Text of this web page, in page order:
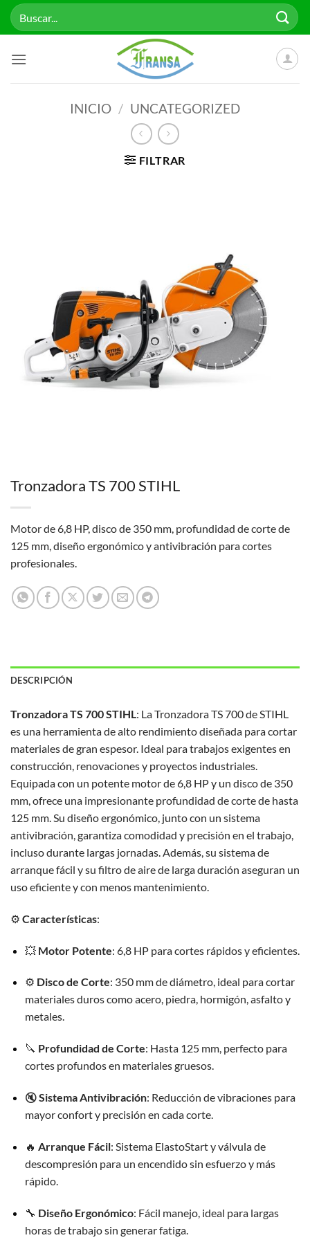
Saltar
Buscar
por:
INICIO / UNCATEGORIZED
FILTRAR
Tronzadora TS 700 STIHL
Motor de 6,8 HP, disco de 350 mm, profundidad de corte de
125 mm, diseño ergonómico y antivibración para cortes
profesionales.
DESCRIPCIÓN
Tronzadora TS 700 STIHL: La Tronzadora TS 700 de STIHL
es una herramienta de alto rendimiento diseñada para cortar
materiales de gran espesor. Ideal para trabajos exigentes en
construcción, renovaciones y proyectos industriales.
Equipada con un potente motor de 6,8 HP y un disco de 350
mm, ofrece una impresionante profundidad de corte de hasta
125 mm. Su diseño ergonómico, junto con un sistema
antivibración, garantiza comodidad y precisión en el trabajo,
incluso durante largas jornadas. Además, su sistema de
arranque fácil y su filtro de aire de larga duración aseguran un
uso eficiente y con menos mantenimiento.
⚙️ Características:
💥 Motor Potente: 6,8 HP para cortes rápidos y eficientes.
⚙️ Disco de Corte: 350 mm de diámetro, ideal para cortar
materiales duros como acero, piedra, hormigón, asfalto y
metales.
🔪 Profundidad de Corte: Hasta 125 mm, perfecto para
cortes profundos en materiales gruesos.
🔇Sistema Antivibración: Reducción de vibraciones para
mayor confort y precisión en cada corte.
🔥 Arranque Fácil: Sistema ElastoStart y válvula de
descompresión para un encendido sin esfuerzo y más
rápido.
🔧 Diseño Ergonómico: Fácil manejo, ideal para largas
horas de trabajo sin generar fatiga.